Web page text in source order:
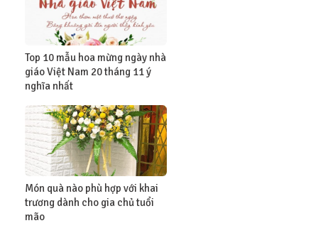
Top 10 mẫu hoa mừng ngày nhà
giáo Việt Nam 20 tháng 11 ý
nghĩa nhất
Món quà nào phù hợp với khai
trương dành cho gia chủ tuổi
mão